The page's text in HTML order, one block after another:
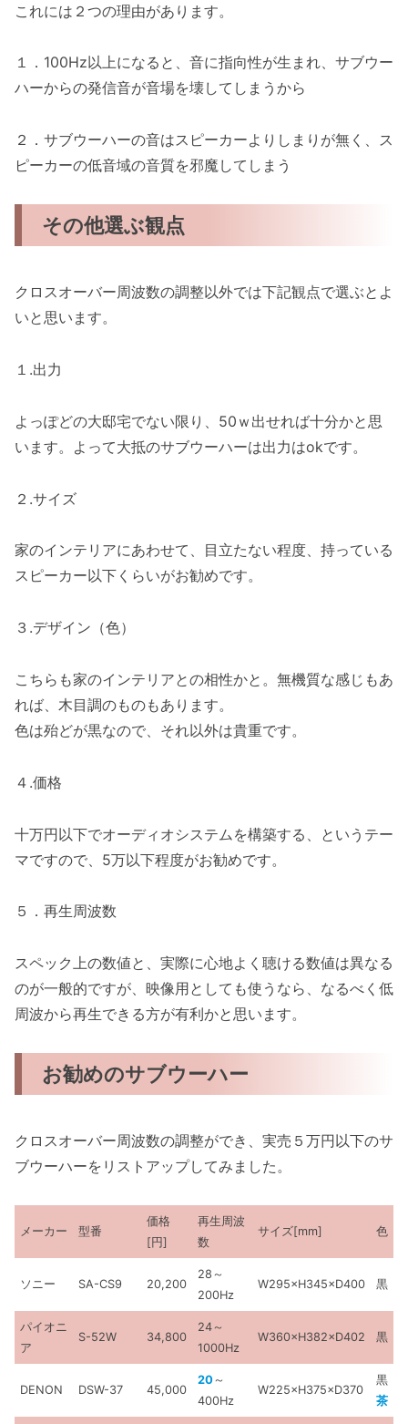
これには２つの理由があります。
１．100Hz以上になると、音に指向性が生まれ、サブウー
ハーからの発信音が音場を壊してしまうから
２．サブウーハーの音はスピーカーよりしまりが無く、ス
ピーカーの低音域の音質を邪魔してしまう
その他選ぶ観点
クロスオーバー周波数の調整以外では下記観点で選ぶとよ
いと思います。
１.出力
よっぽどの大邸宅でない限り、50ｗ出せれば十分かと思
います。よって大抵のサブウーハーは出力はokです。
２.サイズ
家のインテリアにあわせて、目立たない程度、持っている
スピーカー以下くらいがお勧めです。
３.デザイン（色）
こちらも家のインテリアとの相性かと。無機質な感じもあ
れば、木目調のものもあります。
色は殆どが黒なので、それ以外は貴重です。
４.価格
十万円以下でオーディオシステムを構築する、というテー
マですので、5万以下程度がお勧めです。
５．再生周波数
スペック上の数値と、実際に心地よく聴ける数値は異なる
のが一般的ですが、映像用としても使うなら、なるべく低
周波から再生できる方が有利かと思います。
お勧めのサブウーハー
クロスオーバー周波数の調整ができ、実売５万円以下のサ
ブウーハーをリストアップしてみました。
メーカー 型番
価格
[円]
再生周波
数
サイズ[mm] 色
ソニー SA-CS9 20,200
28～
200Hz
W295×H345×D400 黒
パイオニ
ア
S-52W 34,800
24～
1000Hz
W360×H382×D402 黒
DENON DSW-37 45,000
20～
400Hz
W225×H375×D370
黒
茶